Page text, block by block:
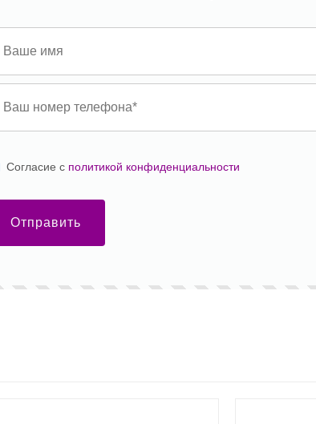
Cогласие с политикой конфиденциальности
Отправить